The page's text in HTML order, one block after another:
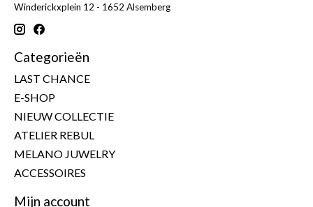
Winderickxplein 12 - 1652 Alsemberg
Categorieën
LAST CHANCE
E-SHOP
NIEUW COLLECTIE
ATELIER REBUL
MELANO JUWELRY
ACCESSOIRES
Mijn account